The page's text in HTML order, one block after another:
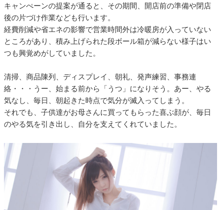
キャンぺーンの提案が通ると、その期間、開店前の準備や閉店
後の片づけ作業なども行います。
経費削減や省エネの影響で営業時間外は冷暖房が入っていない
ところがあり、積み上げられた段ボール箱が減らない様子はい
つも興覚めがしていました。
清掃、商品陳列、ディスプレイ、朝礼、発声練習、事務連
絡・・・うー、始まる前から「うつ」になりそう。あー、やる
気なし、毎日、朝起きた時点で気分が滅入ってしまう。
それでも、子供達がお母さんに買ってもらった喜ぶ顔が、毎日
のやる気を引き出し、自分を支えてくれていました。